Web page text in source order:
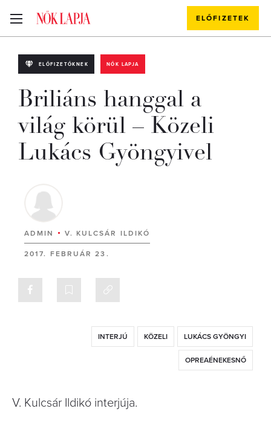
ELŐFIZETEK
ELŐFIZETŐKNEK NŐK LAPJA
Briliáns hanggal a
világ körül – Közeli
Lukács Gyöngyivel
ADMIN V. KULCSÁR ILDIKÓ
2017. FEBRUÁR 23.
INTERJÚ KÖZELI LUKÁCS GYÖNGYI
OPREAÉNEKESNŐ
V. Kulcsár Ildikó interjúja.